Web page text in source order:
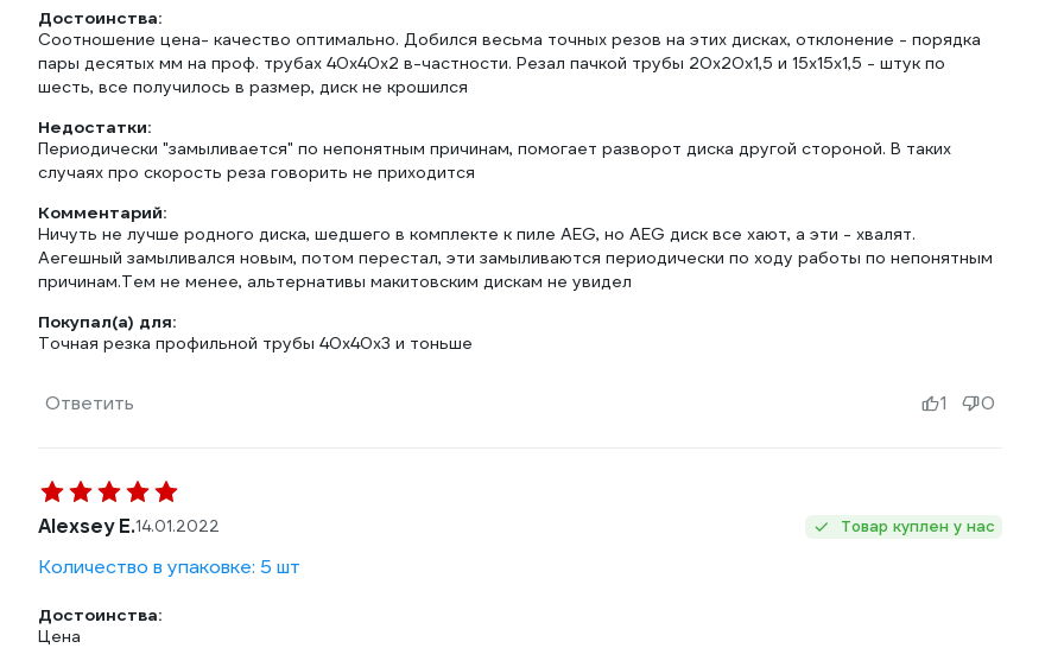
Достоинства:
Соотношение цена- качество оптимально. Добился весьма точных резов на этих дисках, отклонение - порядка
пары десятых мм на проф. трубах 40х40х2 в-частности. Резал пачкой трубы 20х20х1,5 и 15х15х1,5 - штук по
шесть, все получилось в размер, диск не крошился
Недостатки:
Периодически "замыливается" по непонятным причинам, помогает разворот диска другой стороной. В таких
случаях про скорость реза говорить не приходится
Комментарий:
Ничуть не лучше родного диска, шедшего в комплекте к пиле AEG, но AEG диск все хают, а эти - хвалят.
Аегешный замыливался новым, потом перестал, эти замыливаются периодически по ходу работы по непонятным
причинам.Тем не менее, альтернативы макитовским дискам не увидел
Покупал(а) для:
Точная резка профильной трубы 40х40х3 и тоньше
Ответить 1 0
Alexsey E.14.01.2022 Товар куплен у нас
Количество в упаковке: 5 шт
Достоинства:
Цена